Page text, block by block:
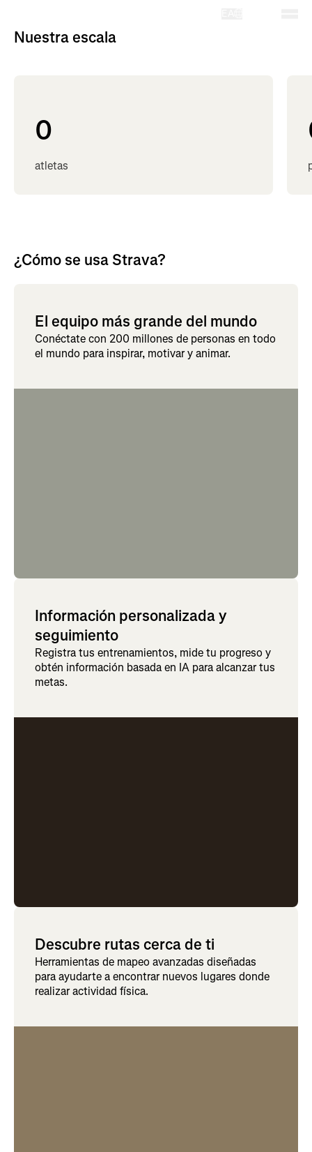
Nuestra escala
0
atletas
¿Cómo se usa Strava?
El equipo más grande del mundo
Conéctate con 200 millones de personas en todo
el mundo para inspirar, motivar y animar.
Información personalizada y
seguimiento
Registra tus entrenamientos, mide tu progreso y
obtén información basada en IA para alcanzar tus
metas.
Descubre rutas cerca de ti
Herramientas de mapeo avanzadas diseñadas
para ayudarte a encontrar nuevos lugares donde
realizar actividad física.